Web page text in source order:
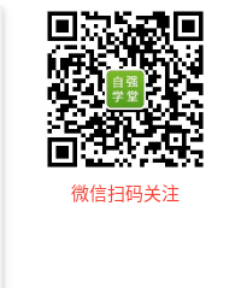
微信扫码关注